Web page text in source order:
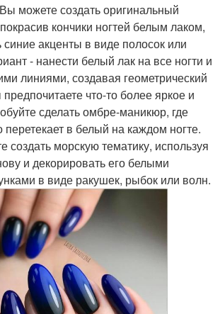
можете создать оригинальный
кончики ногтей белым лаком,
синие акценты в виде полосок или
- нанести белый лак на все ногти и
линиями, создавая геометрический
что-то более яркое и
сделать омбре-маникюр, где
в белый на каждом ногте.
морскую тематику, используя
и декорировать его белыми
в виде ракушек, рыбок или волн.